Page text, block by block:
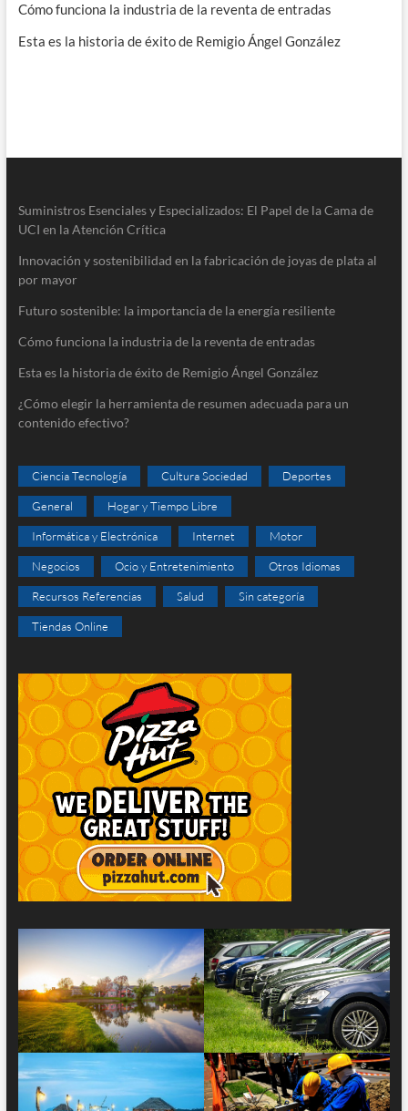
Cómo funciona la industria de la reventa de entradas
Esta es la historia de éxito de Remigio Ángel González
Suministros Esenciales y Especializados: El Papel de la Cama de
UCI en la Atención Crítica
Innovación y sostenibilidad en la fabricación de joyas de plata al
por mayor
Futuro sostenible: la importancia de la energía resiliente
Cómo funciona la industria de la reventa de entradas
Esta es la historia de éxito de Remigio Ángel González
¿Cómo elegir la herramienta de resumen adecuada para un
contenido efectivo?
Ciencia Tecnología Cultura Sociedad Deportes
General Hogar y Tiempo Libre
Informática y Electrónica Internet Motor
Negocios Ocio y Entretenimiento Otros Idiomas
Recursos Referencias Salud Sin categoría
Tiendas Online